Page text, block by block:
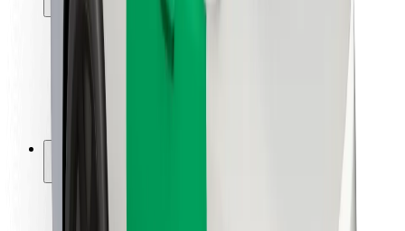
Vietovės
Sprendimai miestams
Oro uostai
„Bolt“ įkrovimo stotelės
Keleiviams